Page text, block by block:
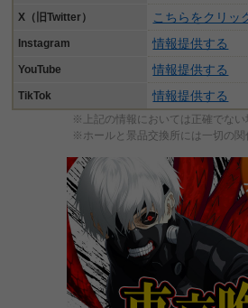
X（旧Twitter） こちらをクリッ
Instagram 情報提供する
YouTube 情報提供する
TikTok 情報提供する
※上記の情報においては正確でない
※ホールと景品交換所には一切の関